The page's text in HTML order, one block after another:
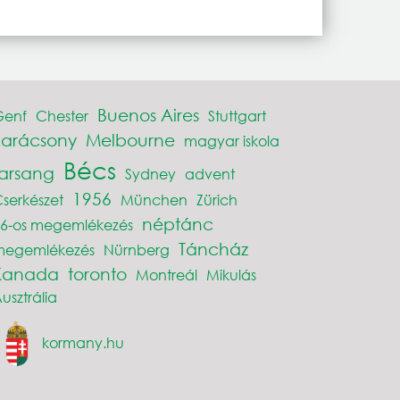
Chester Buenos Aires Stuttgart
Melbourne magyar iskola
Bécs Sydney advent
1956 München Zürich
os megemlékezés néptánc
Nürnberg Táncház
toronto Montreál Mikulás
kormany.hu